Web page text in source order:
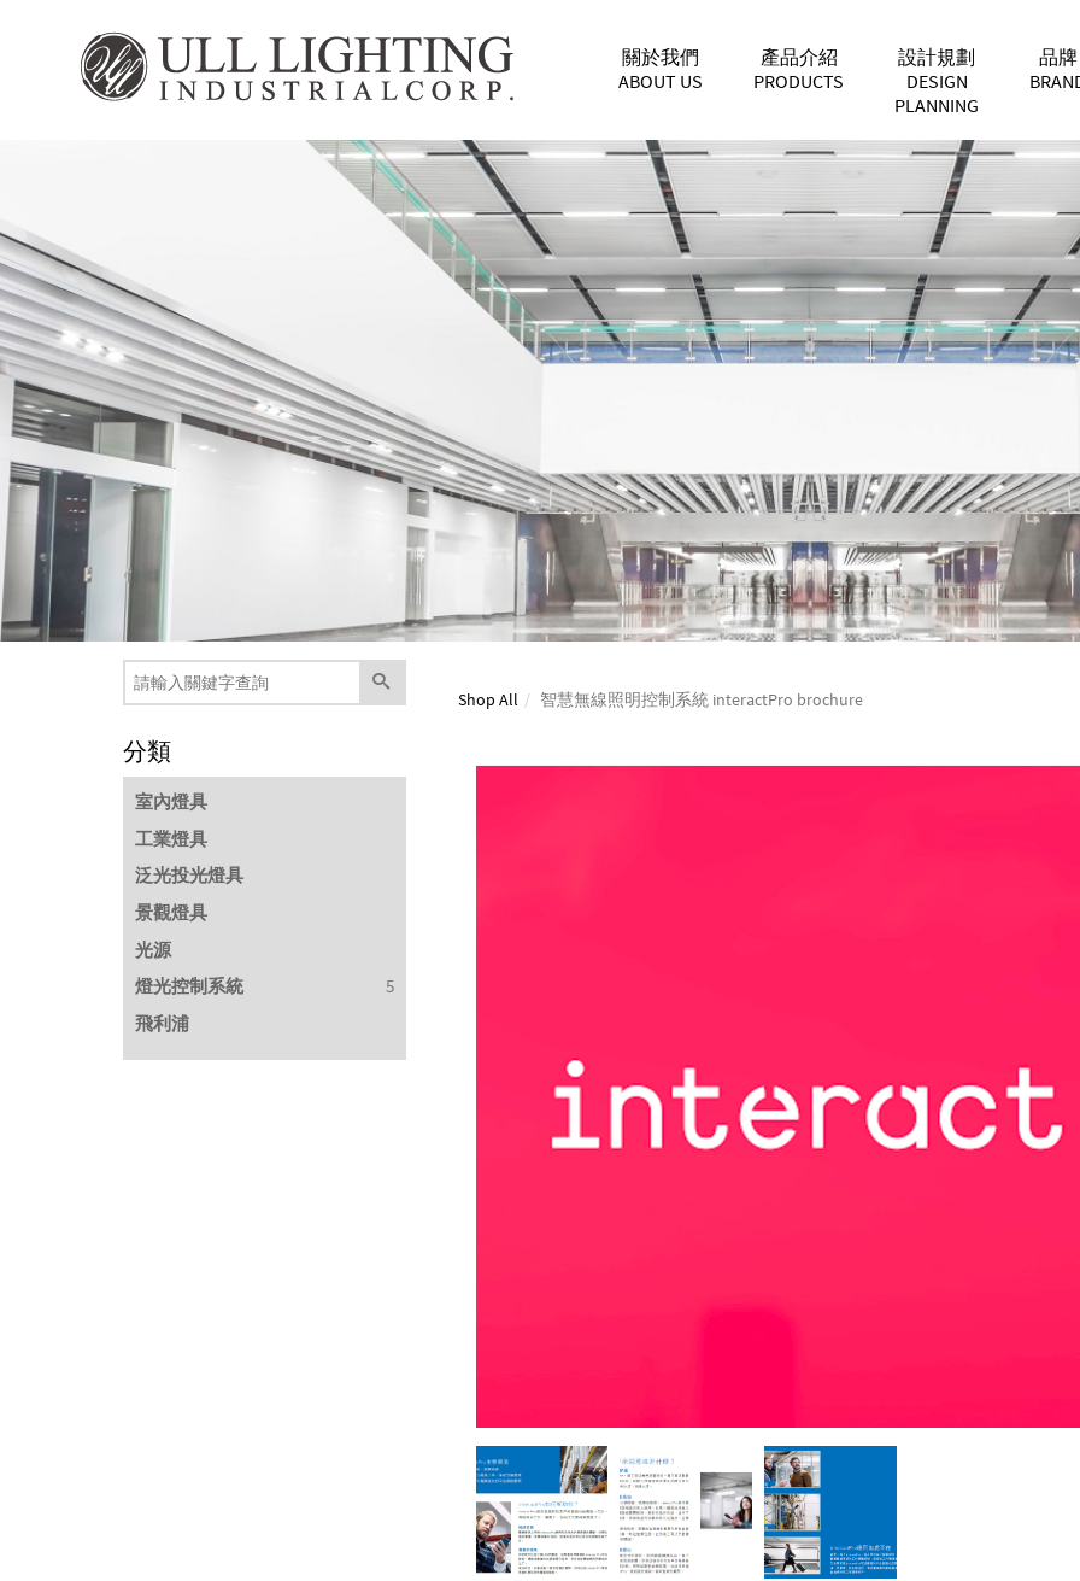
關於我們
ABOUT US
產品介紹
PRODUCTS
設計規劃
DESIGN
PLANNING
品牌
分類
室內燈具
工業燈具
泛光投光燈具
景觀燈具
光源
燈光控制系統
5
飛利浦
Shop All 智慧無線照明控制系統 interactPro brochure